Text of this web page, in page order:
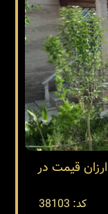
قیمت در
کد: 38103